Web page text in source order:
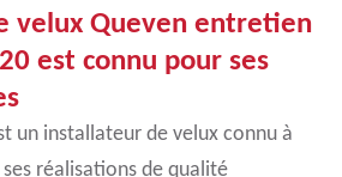
velux Queven entretien
est connu pour ses
un installateur de velux connu à
réalisations de qualité